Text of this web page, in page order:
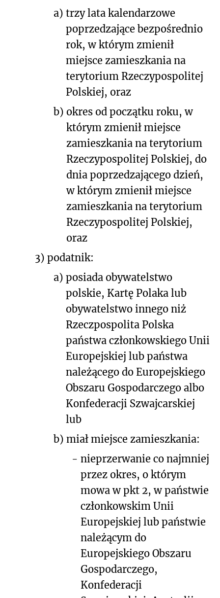
a) trzy lata kalendarzowe
poprzedzające bezpośrednio
rok, w którym zmienił
miejsce zamieszkania na
terytorium Rzeczypospolitej
Polskiej, oraz
b) okres od początku roku, w
którym zmienił miejsce
zamieszkania na terytorium
Rzeczypospolitej Polskiej, do
dnia poprzedzającego dzień,
w którym zmienił miejsce
zamieszkania na terytorium
Rzeczypospolitej Polskiej,
oraz
3) podatnik:
a) posiada obywatelstwo
polskie, Kartę Polaka lub
obywatelstwo innego niż
Rzeczpospolita Polska
państwa członkowskiego Unii
Europejskiej lub państwa
należącego do Europejskiego
Obszaru Gospodarczego albo
Konfederacji Szwajcarskiej
lub
b) miał miejsce zamieszkania:
- nieprzerwanie co najmniej
przez okres, o którym
mowa w pkt 2, w państwie
członkowskim Unii
Europejskiej lub państwie
należącym do
Europejskiego Obszaru
Gospodarczego,
Konfederacji